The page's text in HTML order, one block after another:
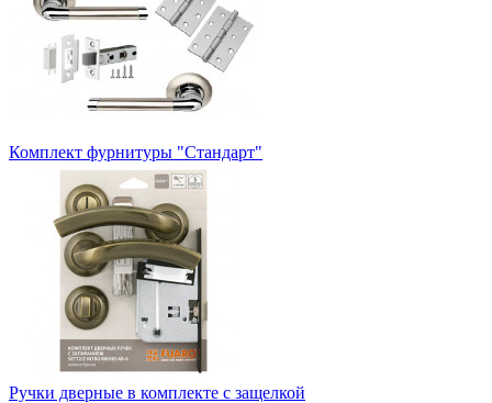
Комплект фурнитуры "Стандарт"
Ручки дверные в комплекте с защелкой